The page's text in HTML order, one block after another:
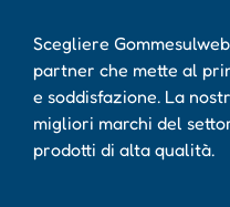
Scegliere
partner che mette al
e soddisfazione. La
migliori marchi del
prodotti di alta qualità.